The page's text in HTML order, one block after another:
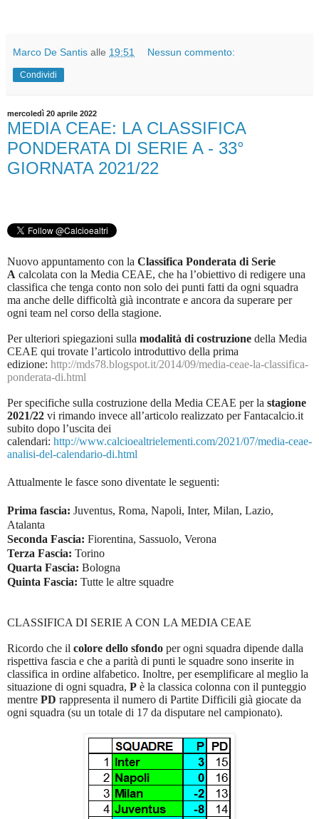
Marco De Santis alle 19:51 Nessun commento:
Condividi
mercoledì 20 aprile 2022
MEDIA CEAE: LA CLASSIFICA
PONDERATA DI SERIE A - 33°
GIORNATA 2021/22
Nuovo appuntamento con la Classifica Ponderata di Serie
A calcolata con la Media CEAE, che ha l’obiettivo di redigere una
classifica che tenga conto non solo dei punti fatti da ogni squadra
ma anche delle difficoltà già incontrate e ancora da superare per
ogni team nel corso della stagione.
Per ulteriori spiegazioni sulla modalità di costruzione della Media
CEAE qui trovate l’articolo introduttivo della prima
edizione: http://mds78.blogspot.it/2014/09/media-ceae-la-classifica-
ponderata-di.html
Per specifiche sulla costruzione della Media CEAE per la stagione
2021/22 vi rimando invece all’articolo realizzato per Fantacalcio.it
subito dopo l’uscita dei
calendari: http://www.calcioealtrielementi.com/2021/07/media-ceae-
analisi-del-calendario-di.html
Attualmente le fasce sono diventate le seguenti:
Prima fascia: Juventus, Roma, Napoli, Inter, Milan, Lazio,
Atalanta
Seconda Fascia: Fiorentina, Sassuolo, Verona
Terza Fascia: Torino
Quarta Fascia: Bologna
Quinta Fascia: Tutte le altre squadre
CLASSIFICA DI SERIE A CON LA MEDIA CEAE
Ricordo che il colore dello sfondo per ogni squadra dipende dalla
rispettiva fascia e che a parità di punti le squadre sono inserite in
classifica in ordine alfabetico. Inoltre, per esemplificare al meglio la
situazione di ogni squadra, P è la classica colonna con il punteggio
mentre PD rappresenta il numero di Partite Difficili già giocate da
ogni squadra (su un totale di 17 da disputare nel campionato).